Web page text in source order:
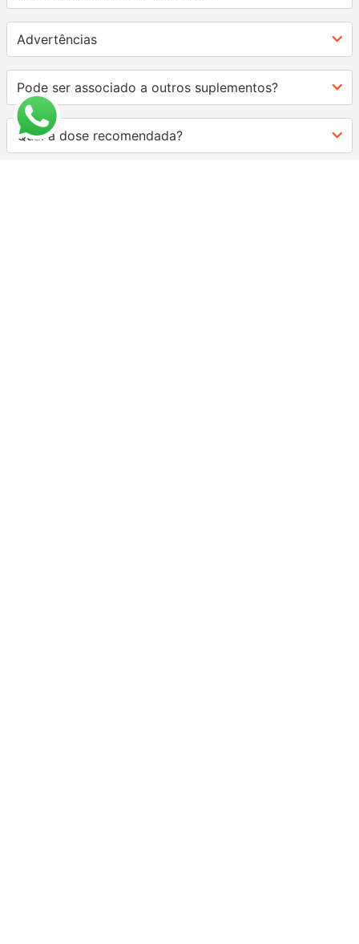
Advertências
Pode ser associado a outros suplementos?
Qual a dose recomendada?